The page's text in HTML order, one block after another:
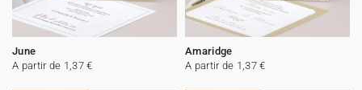
June
A partir de 1,37 €
Amaridge
A partir de 1,37 €